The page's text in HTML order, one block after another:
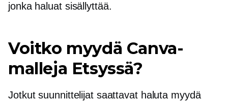
jonka haluat sisällyttää.
Voitko myydä Canva-
malleja Etsyssä?
Jotkut suunnittelijat saattavat haluta myydä